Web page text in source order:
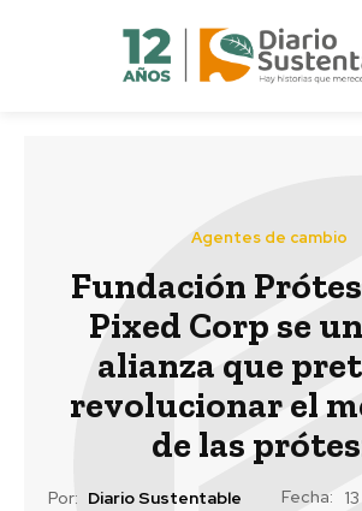
Agentes de cambio
Fundación
Pixed Corp se
alianza que
revolucionar el
de las
Por: Diario Sustentable Fecha: